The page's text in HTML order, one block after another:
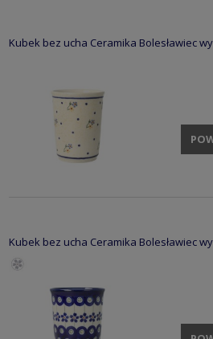
Kubek bez ucha Ceramika Bolesławiec
Kubek bez ucha Ceramika Bolesławiec